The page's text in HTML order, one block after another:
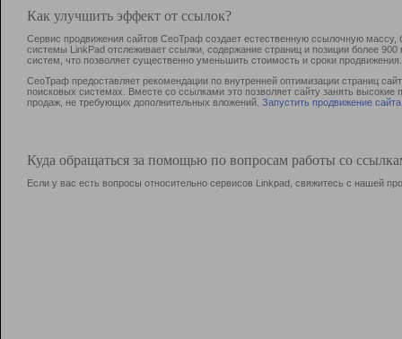
Как улучшить эффект от ссылок?
Сервис продвижения сайтов СеоТраф создает естественную ссылочную
системы LinkPad отслеживает ссылки, содержание страниц и позиции более
систем, что позволяет существенно уменьшить стоимость и сроки продвижения.
СеоТраф предоставляет рекомендации по внутренней оптимизации страниц
поисковых системах. Вместе со ссылками это позволяет сайту занять
продаж, не требующих дополнительных вложений. Запустить продвижение сайта
Куда обращаться за помощью по вопросам работы со
Если у вас есть вопросы относительно сервисов Linkpad, свяжитесь с нашей